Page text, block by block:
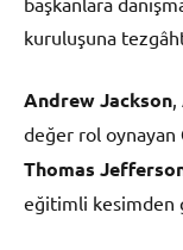
kuruluşuna
Andrew Jackson
değer rol oynayan
Thomas
eğitimli kesimden